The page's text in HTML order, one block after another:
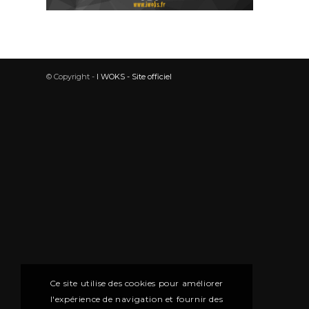
© Copyright - I WOKS - Site officiel
Ce site utilise des cookies pour améliorer
l'expérience de navigation et fournir des